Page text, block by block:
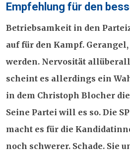
Empfehlung für den
Betriebsamkeit in den
auf für den Kampf.
werden. Nervosität
scheint es allerdings ein
in dem Christoph Blocher
Seine Partei will es so. Die
macht es für die
noch schwerer. Schade. Sie